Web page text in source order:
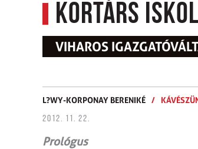
Kortárs
VIHAROS
L?WY-KORPONAY BERENIKÉ /
2012. 11. 22.
Prológus